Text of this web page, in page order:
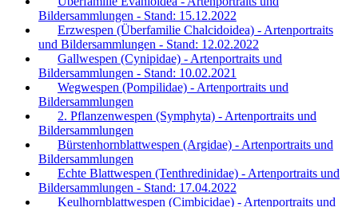
Bildersammlungen - Stand: 15.12.2022
Erzwespen (Überfamilie Chalcidoidea) - Artenportraits
und Bildersammlungen - Stand: 12.02.2022
Gallwespen (Cynipidae) - Artenportraits und
Bildersammlungen - Stand: 10.02.2021
Wegwespen (Pompilidae) - Artenportraits und
Bildersammlungen
2. Pflanzenwespen (Symphyta) - Artenportraits und
Bildersammlungen
Bürstenhornblattwespen (Argidae) - Artenportraits und
Bildersammlungen
Echte Blattwespen (Tenthredinidae) - Artenportraits und
Bildersammlungen - Stand: 17.04.2022
Keulhornblattwespen (Cimbicidae) - Artenportraits und